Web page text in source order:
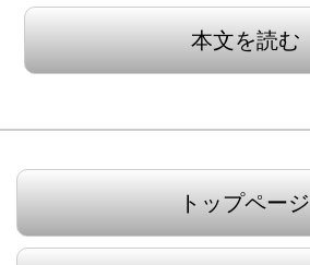
本文を読む
トップページ